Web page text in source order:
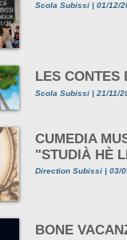
Scola Subissi | 01/12/
LES CONTES
Scola Subissi | 21/11/
CUMEDIA
"STUDIÀ HÈ
Direction Subissi | 03/
BONE